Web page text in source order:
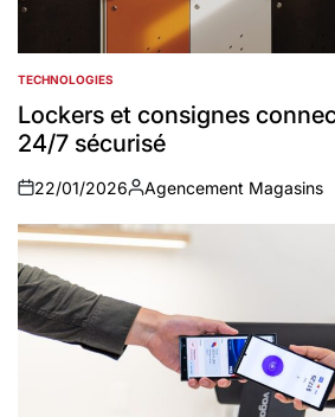
POSTED
IN
TECHNOLOGIES
Lockers et consignes
24/7 sécurisé
on
22/01/2026
Auteur
Agencement Magasins